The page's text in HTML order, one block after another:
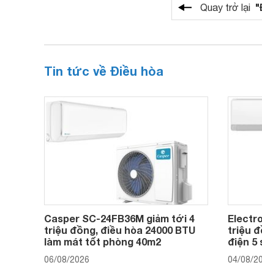
Quay trở lại
Tin tức về Điều hòa
Casper SC-24FB36M giảm tới 4
triệu đồng, điều hòa 24000 BTU
làm mát tốt phòng 40m2
06/08/2026
triệu
điện 5
04/08/